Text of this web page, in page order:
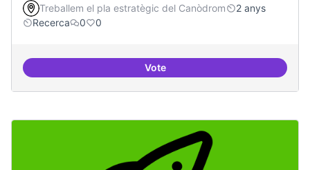
Treballem el pla estratègic del Canòdrom
2 anys
Recerca
0 0
VoteIA i drets humans